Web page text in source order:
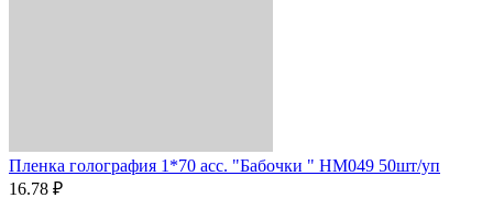
Пленка голография 1*70 асс. "Бабочки " HM049 50шт/уп
16.78 ₽